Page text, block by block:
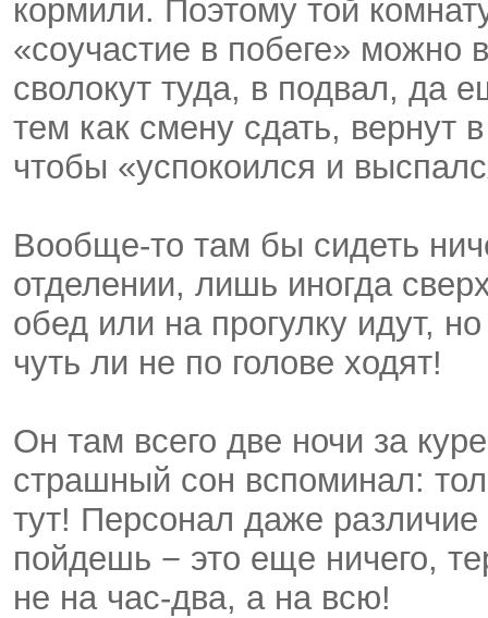
кормили. Поэтому той
«соучастие в побеге» можно
сволокут туда, в подвал, да
тем как смену сдать, вернут
чтобы «успокоился и
Вообще-то там бы сидеть
отделении, лишь иногда
обед или на прогулку идут,
чуть ли не по голове ходят!
Он там всего две ночи за
страшный сон вспоминал:
тут! Персонал даже
пойдешь − это еще ничего,
не на час-два, а на всю!